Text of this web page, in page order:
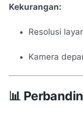
Kekurangan:
Resolusi
Kamera
📊